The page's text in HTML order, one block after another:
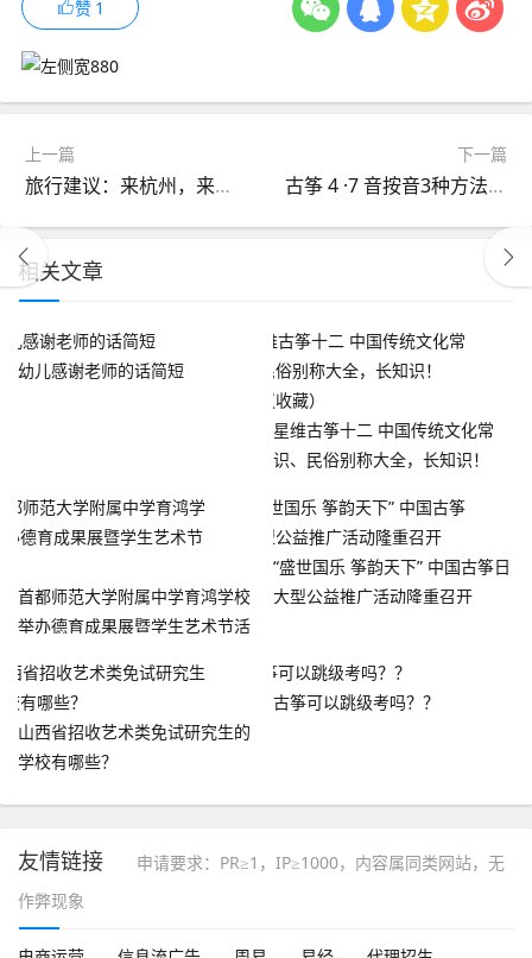
赞 1
上一篇
旅行建议：来杭州，来体验下夜游船吧
下一篇
古筝 4 ·7 音按音3种方法技巧
相关文章
幼儿感谢老师的话简短
星维古筝十二 中国传统文化常
识、民俗别称大全，长知识！
首都师范大学附属中学育鸿学校
举办德育成果展暨学生艺术节活
“盛世国乐 筝韵天下” 中国古筝日
大型公益推广活动隆重召开
山西省招收艺术类免试研究生的
学校有哪些？
古筝可以跳级考吗？？
友情链接
申请要求：PR≥1，IP≥1000，内容属同类网站，无
作弊现象